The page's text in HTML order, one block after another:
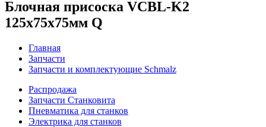
Блочная присоска VCBL-K2
125x75x75мм Q
Главная
Запчасти
Запчасти и комплектующие Schmalz
Распродажа
Запчасти Станковита
Пневматика для станков
Электрика для станков